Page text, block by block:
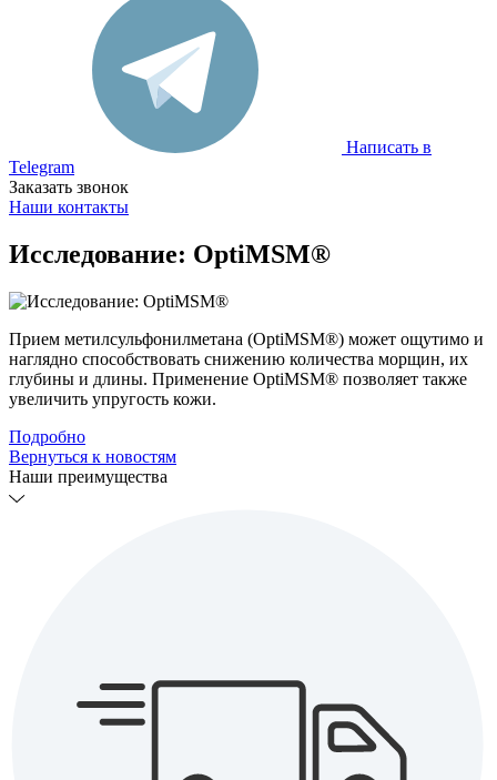
Написать в
Telegram
Заказать звонок
Наши контакты
Исследование: OptiMSM®
Прием метилсульфонилметана (OptiMSM®) может ощутимо и
наглядно способствовать снижению количества морщин, их
глубины и длины. Применение OptiMSM® позволяет также
увеличить упругость кожи.
Подробно
Вернуться к новостям
Наши преимущества